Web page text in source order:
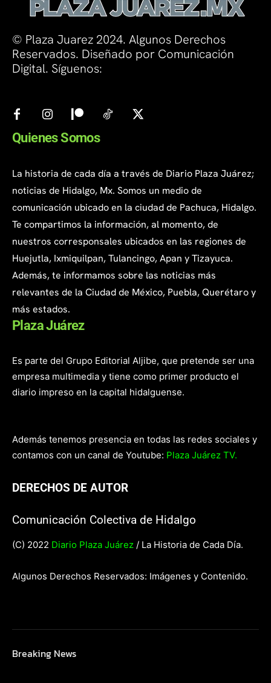
© Plaza Juarez 2024. Algunos Derechos
Reservados. Diseñado por Comunicación
Digital. Síguenos:
Quienes Somos
La historia de cada día a través de Diario Plaza Juárez;
noticias de Hidalgo, Mx. Somos un medio de
comunicación ubicado en la ciudad de Pachuca, Hidalgo.
Te compartimos la información, al momento, de
nuestros corresponsales ubicados en las regiones de
Huejutla, Ixmiquilpan, Tulancingo, Apan y Tizayuca.
Además, te informamos sobre las noticias más
relevantes de la Ciudad de México, Puebla, Querétaro y
más estados.
Plaza Juárez
Es parte del Grupo Editorial Aljibe, que pretende ser una
empresa multimedia y tiene como primer producto el
diario impreso en la capital hidalguense.
Además tenemos presencia en todas las redes sociales y
contamos con un canal de Youtube: Plaza Juárez TV.
DERECHOS DE AUTOR
Comunicación Colectiva de Hidalgo
(C) 2022 Diario Plaza Juárez / La Historia de Cada Día.
Algunos Derechos Reservados: Imágenes y Contenido.
Breaking News